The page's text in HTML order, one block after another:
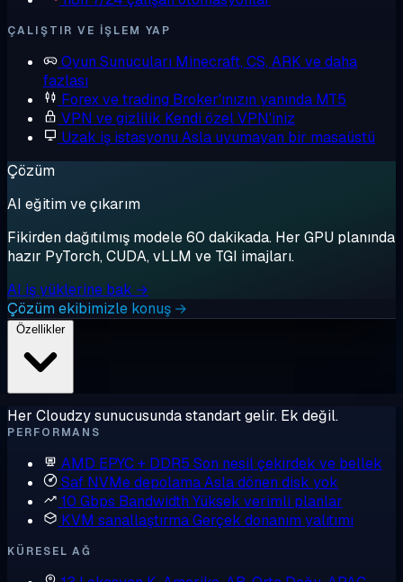
ÇALIŞTIR VE IŞLEM YAP
Oyun Sunucuları Minecraft, CS, ARK ve daha
fazlası
Forex ve trading Broker'ınızın yanında MT5
VPN ve gizlilik Kendi özel VPN'iniz
Uzak iş istasyonu Asla uyumayan bir masaüstü
Çözüm
AI eğitim ve çıkarım
Fikirden dağıtılmış modele 60 dakikada. Her GPU planında
hazır PyTorch, CUDA, vLLM ve TGI imajları.
AI iş yüklerine bak →
Çözüm ekibimizle konuş →
Özellikler
Her Cloudzy sunucusunda standart gelir. Ek değil.
PERFORMANS
AMD EPYC + DDR5 Son nesil çekirdek ve bellek
Saf NVMe depolamaAsla dönen disk yok
10 Gbps Bandwidth Yüksek verimli planlar
KVM sanallaştırmaGerçek donanım yalıtımı
KÜRESEL AĞ